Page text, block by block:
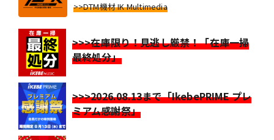
>>DTM機材 IK Multimedia
>>>在庫限り！見逃し厳禁！「在庫一掃
最終処分」
>>>2026.08.13まで「IkebePRIME プレ
ミアム感謝祭」